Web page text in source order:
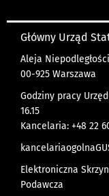
Główny Urząd
Aleja
00-925 Warszawa
Godziny pracy
16.15
Kancelaria: +48 22
Elektroniczna
Podawcza